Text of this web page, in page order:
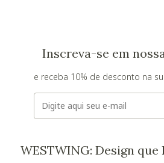
Inscreva-se em nossa
e receba 10% de desconto na
E-mail
WESTWING: Design que